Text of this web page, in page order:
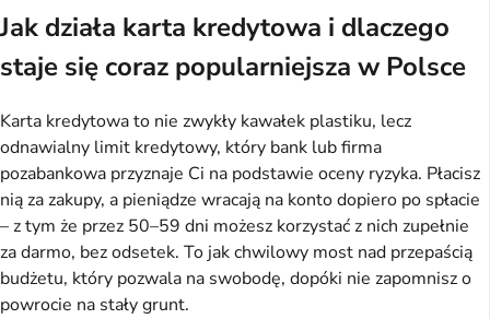
Jak działa karta kredytowa i dlaczego
staje się coraz popularniejsza w Polsce
Karta kredytowa to nie zwykły kawałek plastiku, lecz
odnawialny limit kredytowy, który bank lub firma
pozabankowa przyznaje Ci na podstawie oceny ryzyka. Płacisz
nią za zakupy, a pieniądze wracają na konto dopiero po spłacie
– z tym że przez 50–59 dni możesz korzystać z nich zupełnie
za darmo, bez odsetek. To jak chwilowy most nad przepaścią
budżetu, który pozwala na swobodę, dopóki nie zapomnisz o
powrocie na stały grunt.